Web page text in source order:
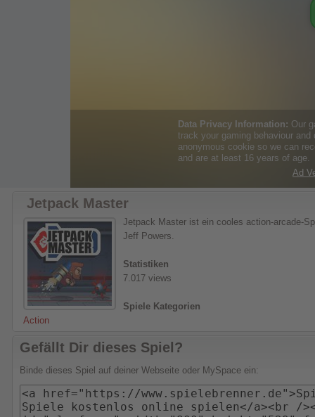
Jetpack Master
Jetpack Master ist ein cooles action-arcade-
Jeff Powers.
Statistiken
7.017 views
Spiele Kategorien
Action
Gefällt Dir dieses Spiel?
Binde dieses Spiel auf deiner Webseite oder MySpace ein: